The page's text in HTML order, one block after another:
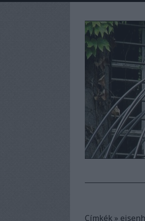
Címkék»